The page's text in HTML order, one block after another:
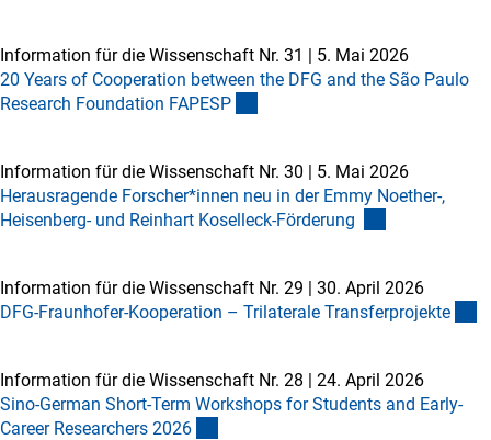
Information für die Wissenschaft Nr. 31 | 5. Mai 2026
20 Years of Cooperation between the DFG and the São Paulo
Research Foundation FAPESP
Information für die Wissenschaft Nr. 30 | 5. Mai 2026
Herausragende Forscher*innen neu in der Emmy Noether-,
Heisenberg- und Reinhart Koselleck-Förderung
Information für die Wissenschaft Nr. 29 | 30. April 2026
DFG-Fraunhofer-Kooperation – Trilaterale Transferprojekte
Information für die Wissenschaft Nr. 28 | 24. April 2026
Sino-German Short-Term Workshops for Students and Early-
Career Researchers 2026